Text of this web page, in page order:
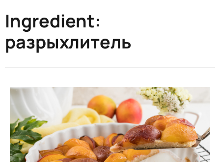
Ingredient:
разрыхлитель